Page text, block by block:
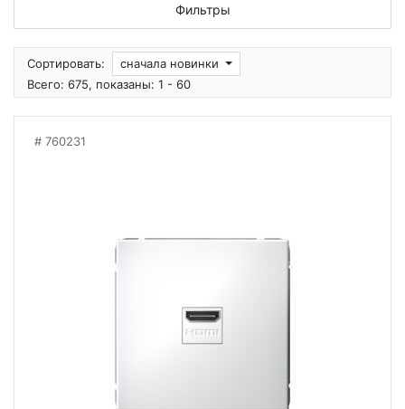
Фильтры
Сортировать:
сначала новинки
Всего: 675, показаны: 1 - 60
760231